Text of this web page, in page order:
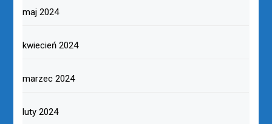
maj 2024
kwiecień 2024
marzec 2024
luty 2024